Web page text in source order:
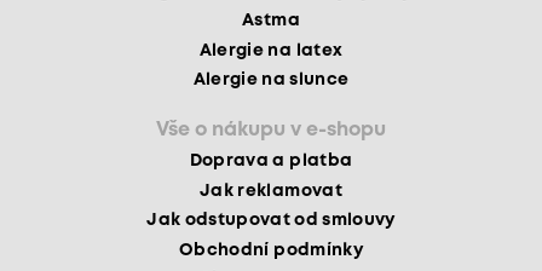
Astma
Alergie na latex
Alergie na slunce
Vše o nákupu v e-shopu
Doprava a platba
Jak reklamovat
Jak odstupovat od smlouvy
Obchodní podmínky